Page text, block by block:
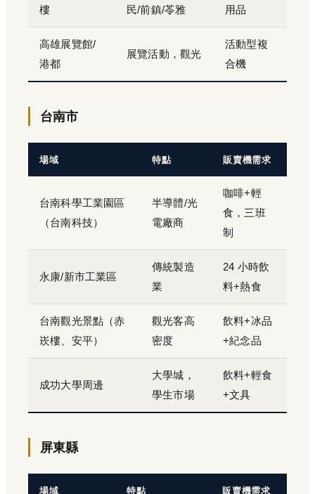
樓
民/前鎮/苓雅
用品
高雄展覽館/
港都
展覽活動，觀光
活動型複
合機
台南市
場域 特點 販賣機需求
台南科學工業園區
（台南科技）
半導體/光
電廠商
咖啡+輕
食，三班
制
永康/新市工業區
傳統製造
業
24 小時飲
料+熱食
台南觀光景點（赤
崁樓、安平）
觀光客高
密度
飲料+冰品
+紀念品
成功大學周邊
大學城，
學生市場
飲料+輕食
+文具
屏東縣
場域 特點 販賣機需求